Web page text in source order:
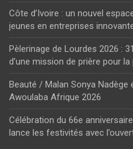
Côte d’Ivoire : un nouvel
jeunes en entreprises
Pèlerinage de Lourdes 2026 :
d’une mission de prière pour la
Beauté / Malan Sonya Nadège
Awoulaba Afrique 2026
Célébration du 66e
lance les festivités avec